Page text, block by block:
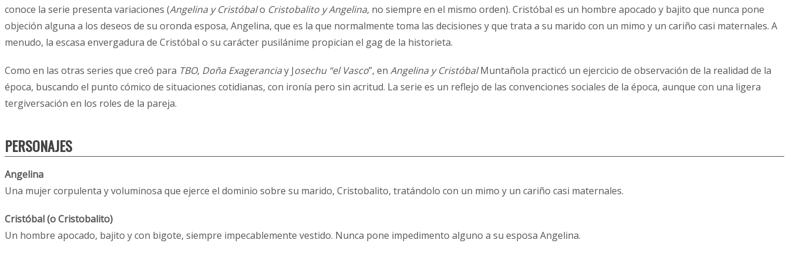
conoce la serie presenta variaciones (Angelina y Cristóbalo Cristobalito y Angelina, no siempre en el mismo orden). Cristóbal es un hombre apocado y bajito que nunca pone
objeción alguna a los deseos de su oronda esposa, Angelina, que es la que normalmente toma las decisiones y que trata a su marido con un mimo y un cariño casi maternales. A
menudo, la escasa envergadura de Cristóbal o su carácter pusilánime propician el gag de la historieta.
Como en las otras series que creó para TBO, Doña Exageranciay Josechu “el Vasco”, en Angelina y CristóbalMuntañola practicó un ejercicio de observación de la realidad de la
época, buscando el punto cómico de situaciones cotidianas, con ironía pero sin acritud. La serie es un reflejo de las convenciones sociales de la época, aunque con una ligera
tergiversación en los roles de la pareja.
PERSONAJES
Angelina
Una mujer corpulenta y voluminosa que ejerce el dominio sobre su marido, Cristobalito, tratándolo con un mimo y un cariño casi maternales.
Cristóbal (o Cristobalito)
Un hombre apocado, bajito y con bigote, siempre impecablemente vestido. Nunca pone impedimento alguno a su esposa Angelina.